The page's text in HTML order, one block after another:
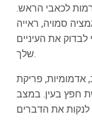
לכאבי הראש.
סמויה, ראייה
לבדוק את העיניים
שלך.
אדמומיות, פריקת
חפץ בעין. במצב